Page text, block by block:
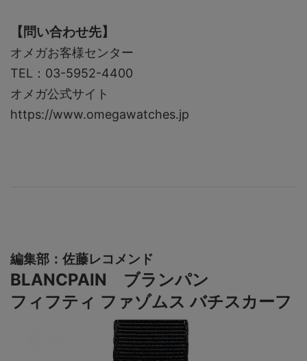
【問い合わせ先】
オメガお客様センター
TEL：03-5952-4400
オメガ公式サイト
https://www.omegawatches.jp
編集部：佐藤レコメンド
BLANCPAIN ブランパン
フィフティ ファゾムス バチスカーフ